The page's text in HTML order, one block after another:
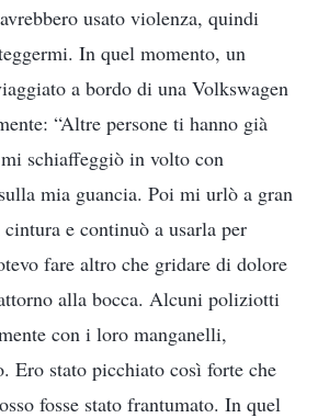
usato violenza, quindi
In quel momento, un
a bordo di una Volkswagen
“Altre persone ti hanno già
schiaffeggiò in volto con
mia guancia. Poi mi urlò a gran
e continuò a usarla per
fare altro che gridare di dolore
alla bocca. Alcuni poliziotti
con i loro manganelli,
Ero stato picchiato così forte che
fosse stato frantumato. In quel